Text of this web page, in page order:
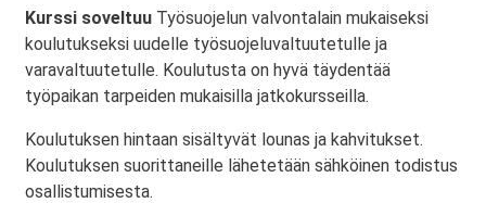
Kurssi soveltuu Työsuojelun valvontalain mukaiseksi
koulutukseksi uudelle työsuojeluvaltuutetulle ja
varavaltuutetulle. Koulutusta on hyvä täydentää
työpaikan tarpeiden mukaisilla jatkokursseilla.
Koulutuksen hintaan sisältyvät lounas ja kahvitukset.
Koulutuksen suorittaneille lähetetään sähköinen todistus
osallistumisesta.